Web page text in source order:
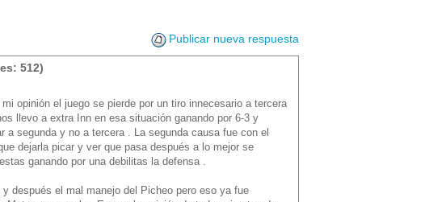
Publicar nueva respuesta
512)
opinión el juego se pierde por un tiro innecesario a tercera
llevo a extra Inn en esa situación ganando por 6-3 y
segunda y no a tercera . La segunda causa fue con el
dejarla picar y ver que pasa después a lo mejor se
ganando por una debilitas la defensa .
después el mal manejo del Picheo pero eso ya fue